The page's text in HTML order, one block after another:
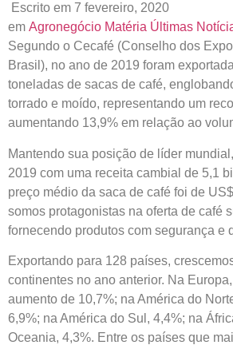
Escrito em 7 fevereiro, 2020
em Agronegócio Matéria Últimas
Segundo o Cecafé (Conselho dos
Brasil), no ano de 2019 foram
toneladas de sacas de café,
torrado e moído, representando um
aumentando 13,9% em relação ao
Mantendo sua posição de líder
2019 com uma receita cambial de 5,1
preço médio da saca de café foi de
somos protagonistas na oferta de café
fornecendo produtos com segurança e
Exportando para 128 países,
continentes no ano anterior. Na
aumento de 10,7%; na América do
6,9%; na América do Sul, 4,4%; na
Oceania, 4,3%. Entre os países que